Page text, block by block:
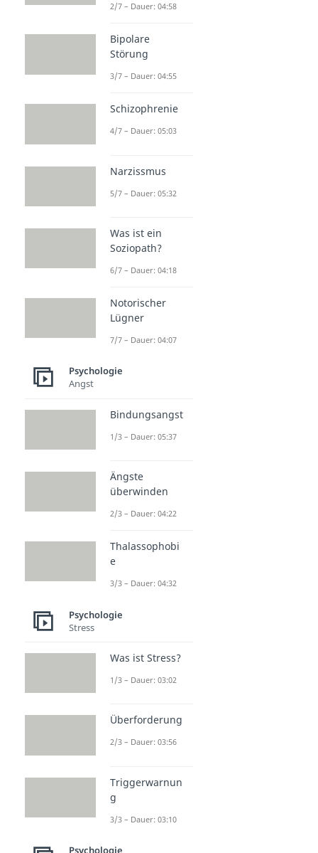
2/7 – Dauer: 04:58
Bipolare
Störung
3/7 – Dauer: 04:55
Schizophrenie
4/7 – Dauer: 05:03
Narzissmus
5/7 – Dauer: 05:32
Was ist ein
Soziopath?
6/7 – Dauer: 04:18
Notorischer
Lügner
7/7 – Dauer: 04:07
Psychologie
Angst
Bindungsangst
1/3 – Dauer: 05:37
Ängste
überwinden
2/3 – Dauer: 04:22
Thalassophobi
e
3/3 – Dauer: 04:32
Psychologie
Stress
Was ist Stress?
1/3 – Dauer: 03:02
Überforderung
2/3 – Dauer: 03:56
Triggerwarnun
g
3/3 – Dauer: 03:10
Psychologie